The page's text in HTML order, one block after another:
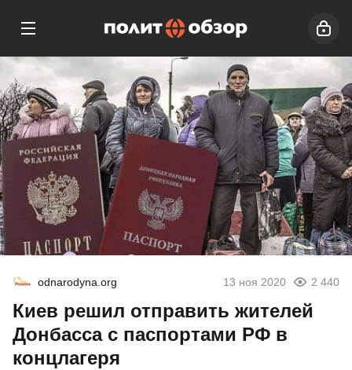
odnarodyna.org 13 ноя 2020 2 440
Киев решил отправить жителей
Донбасса с паспортами РФ в
концлагеря